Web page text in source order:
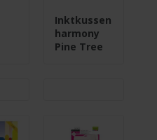
Inktkussen
harmony
Pine Tree